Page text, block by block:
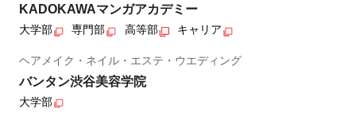
KADOKAWAマンガアカデミー
大学部 専門部 高等部 キャリア
ヘアメイク・ネイル・エステ・ウエディング
バンタン渋谷美容学院
大学部